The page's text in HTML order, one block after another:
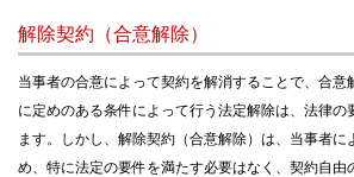
解除契約（合意解除）
当事者の合意によって契約を解消することで、合意
に定めのある条件によって行う法定解除は、法律の
ます。しかし、解除契約（合意解除）は、当事者に
め、特に法定の要件を満たす必要はなく、契約自由